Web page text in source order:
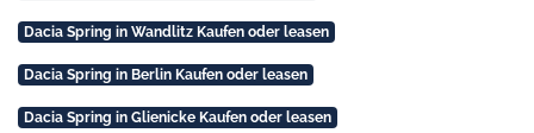
Dacia Spring in Wandlitz Kaufen oder leasen
Dacia Spring in Berlin Kaufen oder leasen
Dacia Spring in Glienicke Kaufen oder leasen